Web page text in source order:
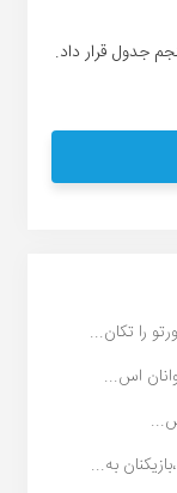
را تکان...
اس...
به...